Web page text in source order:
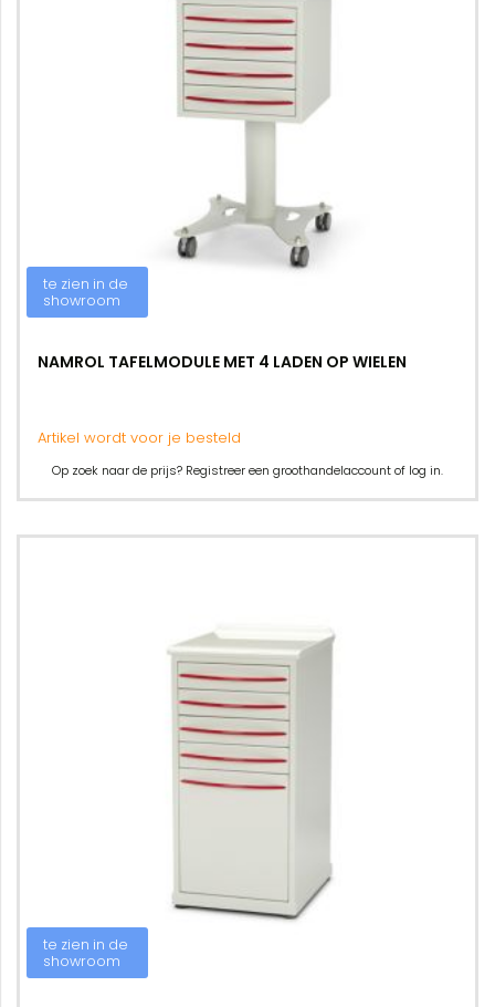
te zien in de
showroom
NAMROL TAFELMODULE MET 4 LADEN OP WIELEN
Artikel wordt voor je besteld
Op zoek naar de prijs? Registreer een groothandelaccount of log in.
te zien in de
showroom